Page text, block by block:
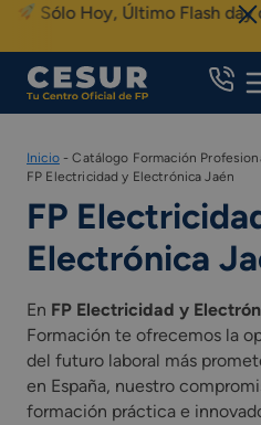
Skip
content
Sólo Hoy, Último Flash day
Inicio-Catálogo Formación
FP Electricidad y Electrónica Jaén
FP
Electrónica
En FP Electricidad y
Formación te ofrecemos la
del futuro laboral más
en España, nuestro
formación práctica e